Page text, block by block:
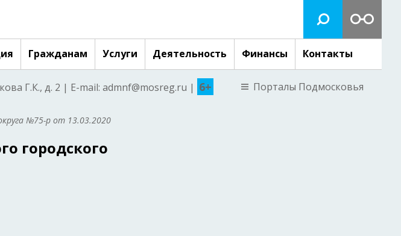
Гражданам Услуги Деятельность Финансы Контакты
Г.К., д. 2 | E-mail: admnf@mosreg.ru | 6+ Порталы Подмосковья
№75-р от 13.03.2020
городского